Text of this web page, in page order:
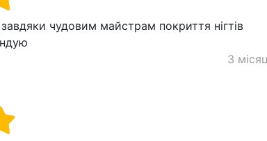
чудовим майстрам покриття нігтів
3